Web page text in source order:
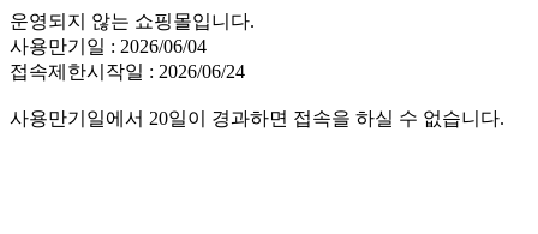
운영되지 않는 쇼핑몰입니다.
사용만기일 : 2026/06/04
접속제한시작일 : 2026/06/24
사용만기일에서 20일이 경과하면 접속을 하실 수 없습니다.